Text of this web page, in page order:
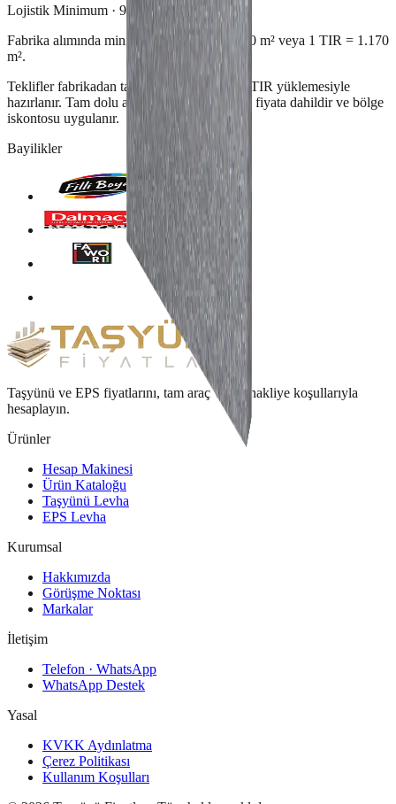
Lojistik Minimum · 9 cm
Fabrika alımında minimum 1 Kamyon = 630 m² veya 1 TIR = 1.170
m².
Teklifler fabrikadan tam Kamyon veya tam TIR yüklemesiyle
hazırlanır. Tam dolu araç siparişinde nakliye fiyata dahildir ve bölge
iskontosu uygulanır.
Bayilikler
Taşyünü ve EPS fiyatlarını, tam araç ve set nakliye koşullarıyla
hesaplayın.
Ürünler
Hesap Makinesi
Ürün Kataloğu
Taşyünü Levha
EPS Levha
Kurumsal
Hakkımızda
Görüşme Noktası
Markalar
İletişim
Telefon · WhatsApp
WhatsApp Destek
Yasal
KVKK Aydınlatma
Çerez Politikası
Kullanım Koşulları